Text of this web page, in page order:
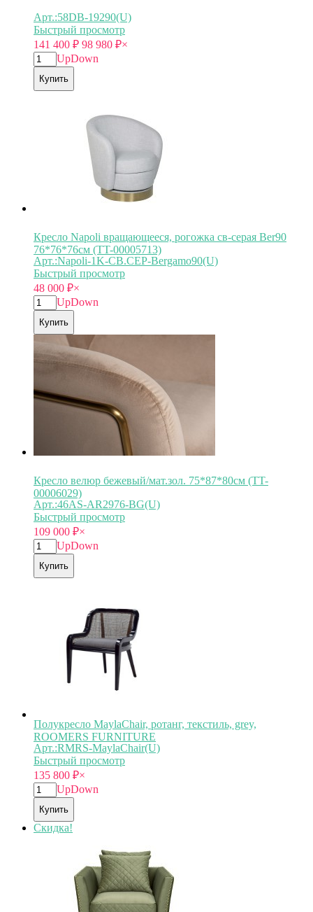
Арт.:58DB-19290(U)
Быстрый просмотр
141 400 ₽ 98 980 ₽×
UpDown
Купить
Кресло Napoli вращающееся, рогожка св-серая Ber90
76*76*76см (TT-00005713)
Арт.:Napoli-1K-СВ.СЕР-Bergamo90(U)
Быстрый просмотр
48 000 ₽×
UpDown
Купить
Кресло велюр бежевый/мат.зол. 75*87*80см (TT-
00006029)
Арт.:46AS-AR2976-BG(U)
Быстрый просмотр
109 000 ₽×
UpDown
Купить
Полукресло MaylaChair, ротанг, текстиль, grey,
ROOMERS FURNITURE
Арт.:RMRS-MaylaChair(U)
Быстрый просмотр
135 800 ₽×
UpDown
Купить
Скидка!